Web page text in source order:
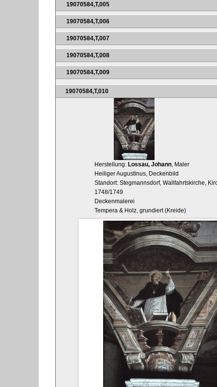
19070584,T,005
19070584,T,006
19070584,T,007
19070584,T,008
19070584,T,009
19070584,T,010
Herstellung: Lossau, Johann, Maler
Heiliger Augustinus, Deckenbild
Standort: Stegmannsdorf, Wallfahrtskirche,
1748/1749
Deckenmalerei
Tempera & Holz, grundiert (Kreide)